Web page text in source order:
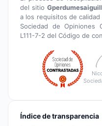
del sitio
a los requisitos de
Sociedad de Opiniones
L111-7-2 del Código de
Índice de transparencia